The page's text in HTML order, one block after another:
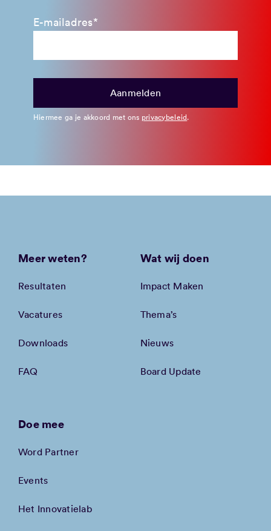
E-mailadres*
Hiermee ga je akkoord met ons privacybeleid.
Meer weten?
Resultaten
Vacatures
Downloads
FAQ
Wat wij doen
Impact Maken
Thema’s
Nieuws
Board Update
Doe mee
Word Partner
Events
Het Innovatielab